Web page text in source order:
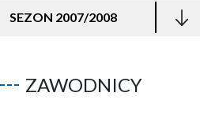
SEZON 2007/2008
ZAWODNICY